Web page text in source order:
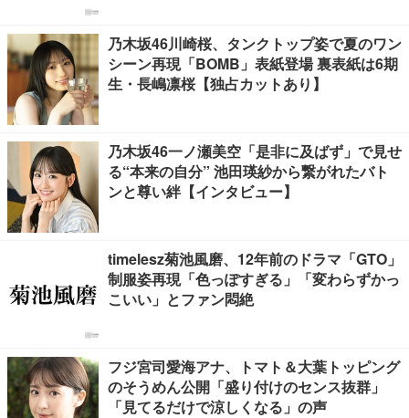
乃木坂46川崎桜、タンクトップ姿で夏のワン
シーン再現「BOMB」表紙登場 裏表紙は6期
生・長嶋凛桜【独占カットあり】
乃木坂46一ノ瀬美空「是非に及ばず」で見せ
る“本来の自分” 池田瑛紗から繋がれたバト
ンと尊い絆【インタビュー】
timelesz菊池風磨、12年前のドラマ「GTO」
制服姿再現「色っぽすぎる」「変わらずかっ
こいい」とファン悶絶
フジ宮司愛海アナ、トマト＆大葉トッピング
のそうめん公開「盛り付けのセンス抜群」
「見てるだけで涼しくなる」の声